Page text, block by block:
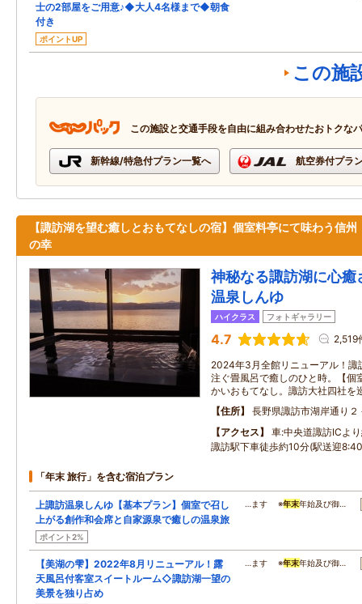
士の2部屋をご用意♪◆大人4名様まで◆朝食
付き
ポイントUP
この施
この施設と交通手段を自由に組み合わせたおトクな
新幹線/特急付プラン一覧へ 航空券付プラ
【諏訪湖を望む癒しとおもてなしの宿】個室料亭にて味わう信州
の幸
神秘なる諏訪湖に心
温泉しんゆ
ハイクラス フォトギャラリー
4.7 2,519
2024年3月全館リニューアル！諏
注ぐ畳風呂で癒しのひと時。【個
かいおもてなし。諏訪大社四社を
住所
長野県諏訪市湖岸通り２
アクセス
車:中央道諏訪ICよ
諏訪駅下車徒歩約10分(駅送迎
「年末 旅行」を含む宿泊プラン
上諏訪温泉しんゆ【基本プラン】個室で召し
上がる創作和会席と自家源泉で癒しの温泉旅
ポイント2%
…ます ※年末年始及び御…
【美湖の雫】2022年8月リニューアル！露
天風呂付客室スイートルーム◇諏訪湖一望の
美景を独り占め
…ます ※年末年始及び御…